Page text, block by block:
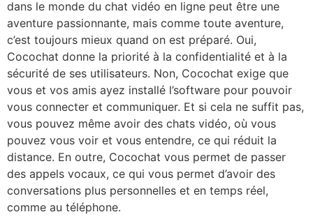
dans le monde du chat vidéo en ligne peut être une
aventure passionnante, mais comme toute aventure,
c’est toujours mieux quand on est préparé. Oui,
Cocochat donne la priorité à la confidentialité et à la
sécurité de ses utilisateurs. Non, Cocochat exige que
vous et vos amis ayez installé l’software pour pouvoir
vous connecter et communiquer. Et si cela ne suffit pas,
vous pouvez même avoir des chats vidéo, où vous
pouvez vous voir et vous entendre, ce qui réduit la
distance. En outre, Cocochat vous permet de passer
des appels vocaux, ce qui vous permet d’avoir des
conversations plus personnelles et en temps réel,
comme au téléphone.